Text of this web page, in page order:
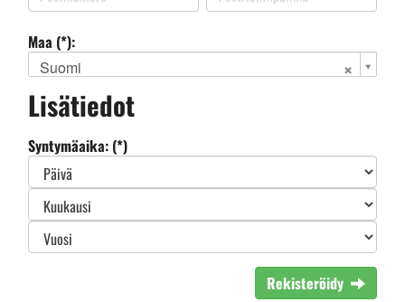
Maa (*):
Suomi
Lisätiedot
Syntymäaika: (*)
Rekisteröidy